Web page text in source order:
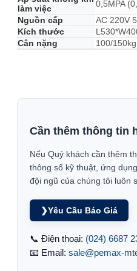
làm việc
0,5MPA
Nguồn cấp
AC 220V
Kích thước
Cân nặng
100/150kg
Cần thêm thông tin
Nếu Quý khách cần thêm
thông số kỹ thuật, ứng
đội ngũ của chúng tôi luôn
❯Yêu Cầu Báo Giá
📞 Điện thoại: (024) 6687
📧 Email: sale@pemax-